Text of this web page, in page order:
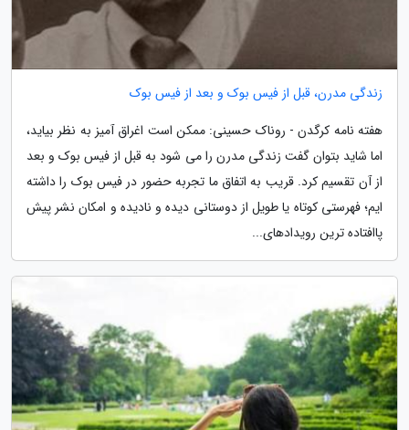
زندگی مدرن، قبل از فیس بوک و بعد از فیس بوک
هفته نامه کرگدن - روناک حسینی: ممکن است اغراق آمیز به نظر بیاید،
اما شاید بتوان گفت زندگی مدرن را می شود به قبل از فیس بوک و بعد
از آن تقسیم کرد. قریب به اتفاق ما تجربه حضور در فیس بوک را داشته
ایم؛ فهرستی کوتاه یا طویل از دوستانی دیده و نادیده و امکان نشر پیش
پاافتاده ترین رویدادهای...